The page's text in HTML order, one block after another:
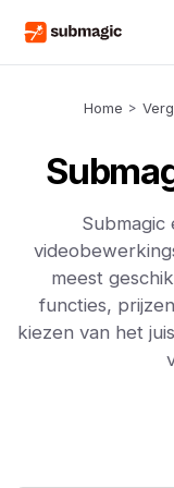
Home >
Submagic
meest
functies,
kiezen van het